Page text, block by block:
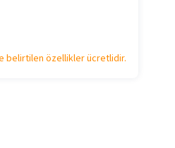
belirtilen özellikler ücretlidir.